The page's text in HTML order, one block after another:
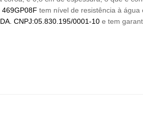
tem nível de resistência à água
CNPJ:05.830.195/0001-10 e tem